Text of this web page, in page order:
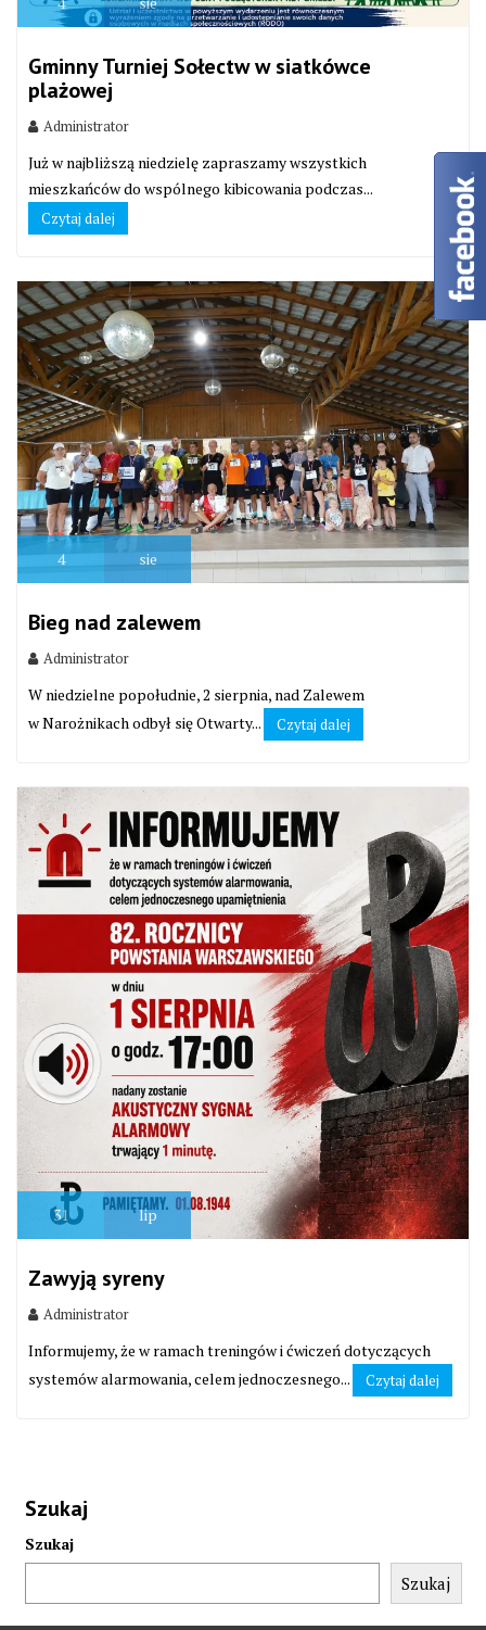
Gminny Turniej Sołectw w siatkówce
plażowej
Administrator
Już w najbliższą niedzielę zapraszamy wszystkich
mieszkańców do wspólnego kibicowania podczas...
Czytaj dalej
4 sie
Bieg nad zalewem
Administrator
W niedzielne popołudnie, 2 sierpnia, nad Zalewem
w Narożnikach odbył się Otwarty...
Czytaj dalej
31 lip
Zawyją syreny
Administrator
Informujemy, że w ramach treningów i ćwiczeń dotyczących
systemów alarmowania, celem jednoczesnego...
Czytaj dalej
Szukaj
Szukaj
Szukaj